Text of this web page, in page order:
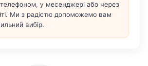
у месенджері або через
Ми з радістю допоможемо вам
вибір.